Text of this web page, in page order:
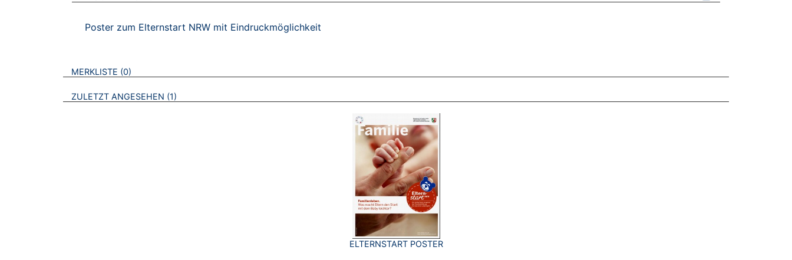
Poster zum Elternstart NRW mit Eindruckmöglichkeit
VERWEISE AUF VERMERKTE- ODER ZULETZT ANGESEHENE BROSCHÜREN
MERKLISTE 0
ZULETZT ANGESEHEN 1
ELTERNSTART POSTER